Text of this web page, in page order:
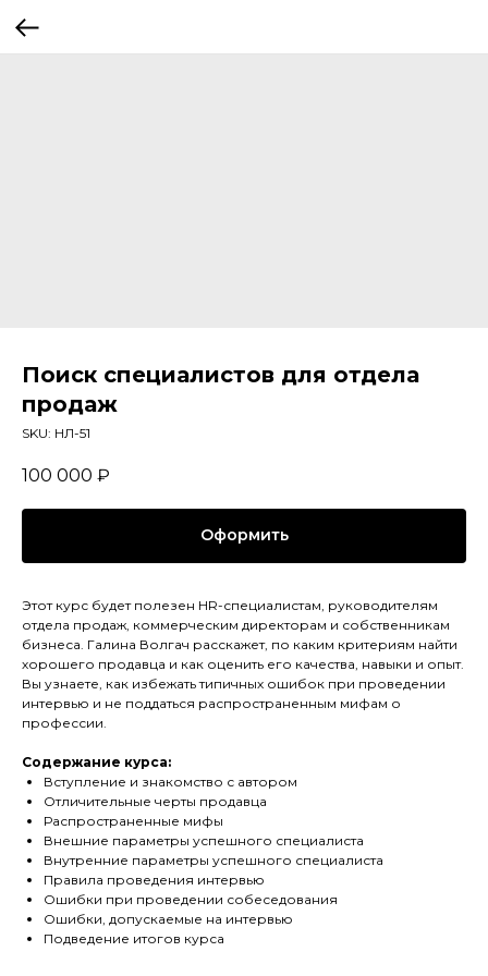
Поиск специалистов для отдела
продаж
SKU: НЛ-51
100 000 ₽
Оформить
Этот курс будет полезен HR-специалистам, руководителям
отдела продаж, коммерческим директорам и собственникам
бизнеса. Галина Волгач расскажет, по каким критериям найти
хорошего продавца и как оценить его качества, навыки и опыт.
Вы узнаете, как избежать типичных ошибок при проведении
интервью и не поддаться распространенным мифам о
профессии.
Содержание курса:
Вступление и знакомство с автором
Отличительные черты продавца
Распространенные мифы
Внешние параметры успешного специалиста
Внутренние параметры успешного специалиста
Правила проведения интервью
Ошибки при проведении собеседования
Ошибки, допускаемые на интервью
Подведение итогов курса